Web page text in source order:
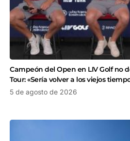
Campeón del Open en LIV Golf no
Tour: «Sería volver a los viejos
5 de agosto de 2026